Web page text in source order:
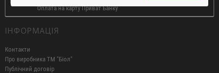
Оплата на карту Приват Банку
ІНФОРМАЦІЯ
Контакти
Про виробника ТМ "Біол"
Публічний договір